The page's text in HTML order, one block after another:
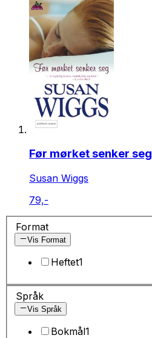
Før mørket senker seg
Susan Wiggs
79,-
Format
Vis Format
Heftet1
Språk
Vis Språk
Bokmål1